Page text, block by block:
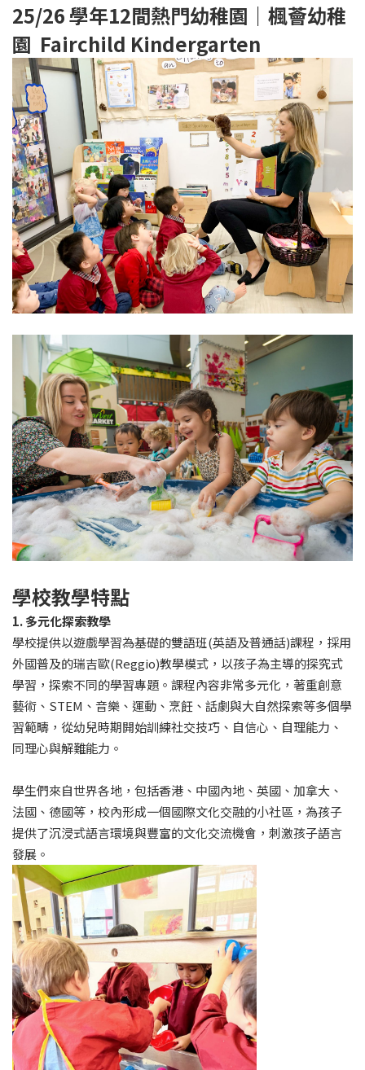
25/26 學年12間熱門幼稚園｜楓薈幼稚
園 Fairchild Kindergarten
學校教學特點
1. 多元化探索教學
學校提供以遊戲學習為基礎的雙語班(英語及普通話)課程，採用
外國普及的瑞吉歐(Reggio)教學模式，以孩子為主導的探究式
學習，探索不同的學習專題。課程內容非常多元化，著重創意
藝術、STEM、音樂、運動、烹飪、話劇與大自然探索等多個學
習範疇，從幼兒時期開始訓練社交技巧、自信心、自理能力、
同理心與解難能力。
學生們來自世界各地，包括香港、中國內地、英國、加拿大、
法國、德國等，校內形成一個國際文化交融的小社區，為孩子
提供了沉浸式語言環境與豐富的文化交流機會，刺激孩子語言
發展。